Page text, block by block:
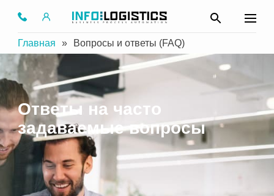
Главная » Вопросы и ответы (FAQ)
Ответы на часто
задаваемые вопросы